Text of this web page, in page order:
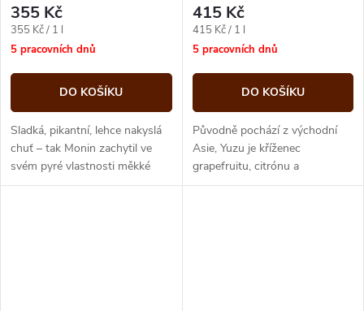
355 Kč
Měrná
cena:
355 Kč / 1 l
5 pracovních dnů
DO KOŠÍKU
Sladká, pikantní, lehce nakyslá
chuť – tak Monin zachytil ve
svém pyré vlastnosti měkké
dužiny zralého ananasu. Díky
415 Kč
Měrná
cena:
415 Kč / 1 l
5 pracovních dnů
DO KOŠÍKU
Původně pochází z východní
Asie, Yuzu je kříženec
grapefruitu, citrónu a
kyselé mandarinky. Během